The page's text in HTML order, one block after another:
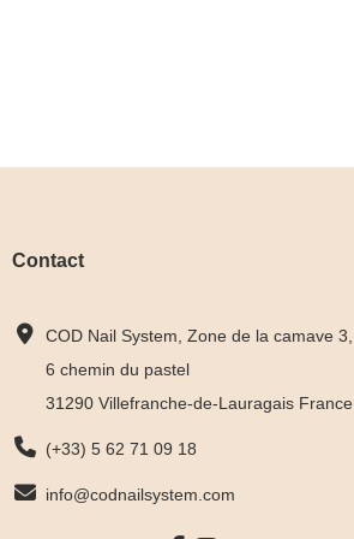
Contact
COD Nail System, Zone de la camave 3,
6 chemin du pastel
31290 Villefranche-de-Lauragais France
(+33) 5 62 71 09 18
info@codnailsystem.com